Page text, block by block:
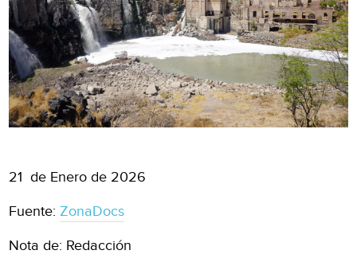
21 de Enero de 2026
Fuente:ZonaDocs
Nota de: Redacción